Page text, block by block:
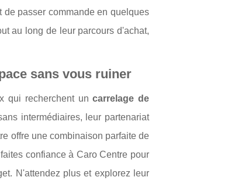
de passer commande en quelques
au long de leur parcours d'achat,
sans vous ruiner
qui recherchent uncarrelage de
intermédiaires, leur partenariat
offre une combinaison parfaite de
confiance à Caro Centre pour
N'attendez plus et explorez leur